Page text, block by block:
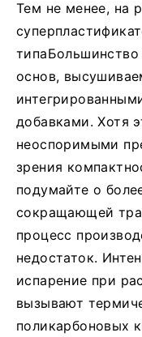
Тем не менее, на
типа
основ,
добавками. Хотя
неоспоримыми
зрения
подумайте о
сокращающей
процесс
недостаток.
испарение при
вызывают
поликарбоновых